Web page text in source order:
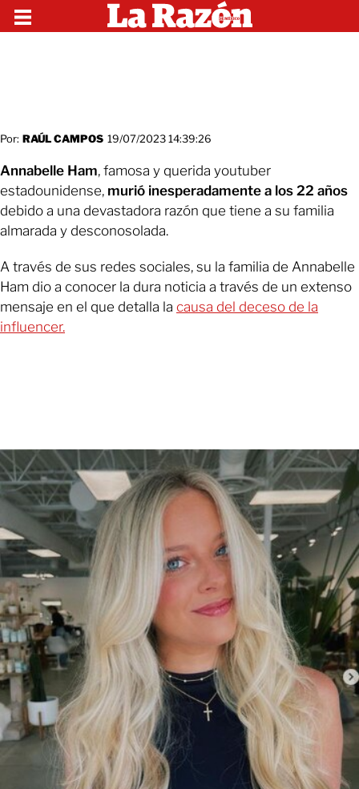
Por: RAÚL CAMPOS 19/07/2023 14:39:26
Annabelle Ham, famosa y querida youtuber
estadounidense, murió inesperadamente a los 22 años
debido a una devastadora razón que tiene a su familia
almarada y desconosolada.
A través de sus redes sociales, su la familia de Annabelle
Ham dio a conocer la dura noticia a través de un extenso
mensaje en el que detalla la causa del deceso de la
influencer.